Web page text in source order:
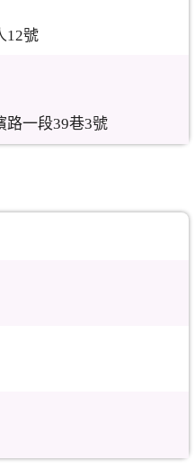
12號
路一段39巷3號